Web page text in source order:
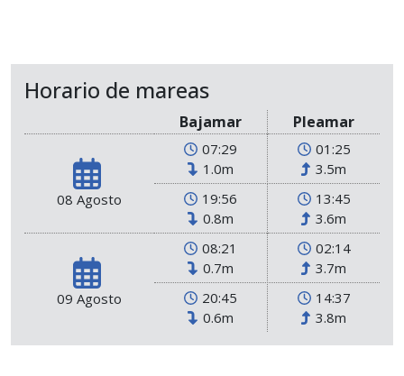
Horario de mareas
Bajamar Pleamar
08 Agosto
07:29
1.0m
01:25
3.5m
19:56
0.8m
13:45
3.6m
09 Agosto
08:21
0.7m
02:14
3.7m
20:45
0.6m
14:37
3.8m